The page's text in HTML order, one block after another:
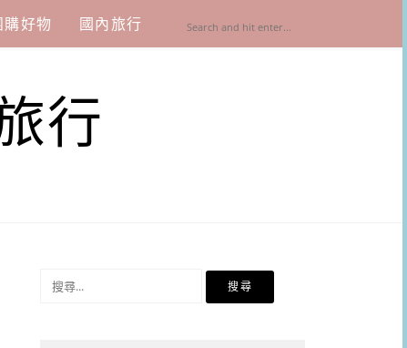
購好物 國內旅行
行